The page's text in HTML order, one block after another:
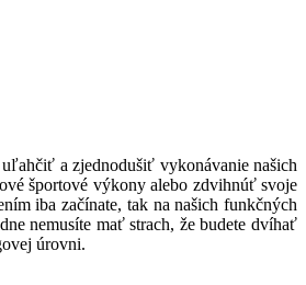
a zjednodušiť vykonávanie našich
športové výkony alebo zdvihnúť svoje
iba začínate, tak na našich funkčných
nemusíte mať strach, že budete dvíhať
úrovni.